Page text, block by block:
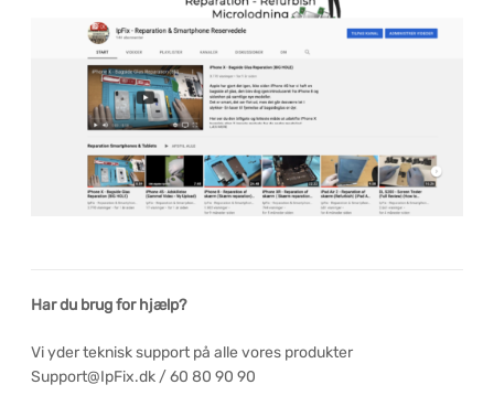
Har du brug for hjælp?
Vi yder teknisk support på alle vores produkter
Support@IpFix.dk / 60 80 90 90